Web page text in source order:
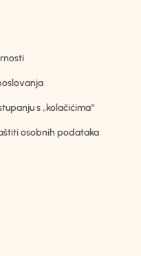
s „kolačićima“
osobnih podataka